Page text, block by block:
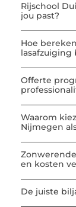
Rijschool
jou past?
Hoe
lasafzuiging
Offerte
Waarom
Nijmegen
en kosten
De juiste